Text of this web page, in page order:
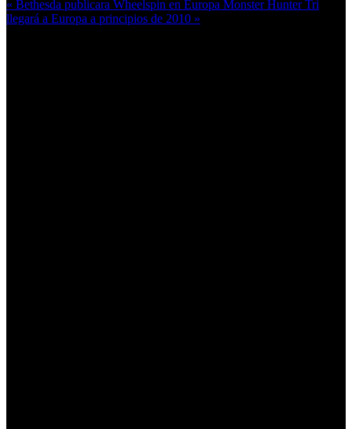
« Bethesda publicara Wheelspin en Europa Monster Hunter Tri
llegará a Europa a principios de 2010 »